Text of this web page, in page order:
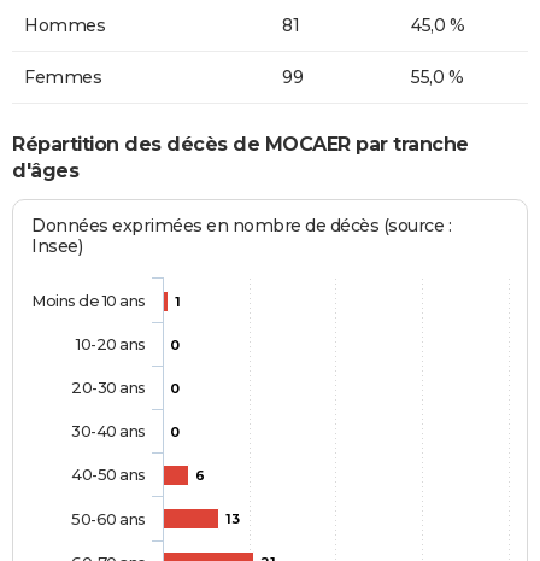
Hommes 81 45,0 %
Femmes 99 55,0 %
Répartition des décès de MOCAER par tranche
d'âges
Données exprimées en nombre de décès (source :
Insee)
1
0
0
0
6
13
Moins de 10 ans
10-20 ans
20-30 ans
30-40 ans
40-50 ans
50-60 ans